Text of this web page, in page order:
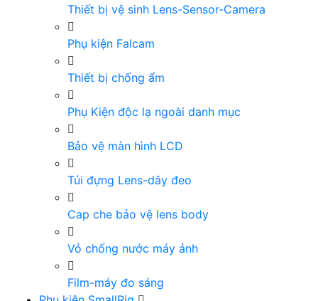
Thiết bị vệ sinh Lens-Sensor-Camera
Phụ kiện Falcam
Thiết bị chống ẩm
Phụ Kiện độc lạ ngoài danh mục
Bảo vệ màn hình LCD
Túi đựng Lens-dây đeo
Cap che bảo vệ lens body
Vỏ chống nước máy ảnh
Film-máy đo sáng